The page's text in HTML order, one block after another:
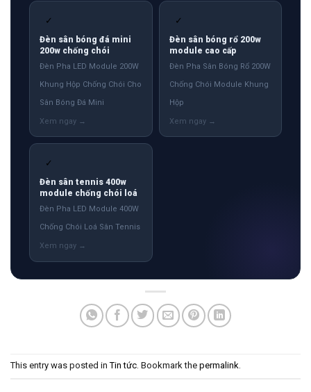
✓
Đèn sân bóng đá mini
200w chống chói
Đèn Pha LED Module 200W
Khung Hộp Chống Chói Cho
Sân Bóng Đá Mini
✓
Đèn sân bóng rổ 200w
module cao cấp
Đèn Pha Sân Bóng Rổ 200W
Chống Chói Module Khung
Hộp
✓
Đèn sân tennis 400w
module chống chói loá
Đèn Pha LED Module 400W
Chống Chói Loá Sân Tennis
This entry was posted inTin tức. Bookmark the permalink.